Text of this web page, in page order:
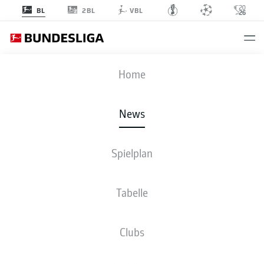
BL 2BL VBL
Home
News
Spielplan
Tabelle
Clubs
Maximilian Bauer wechselt fest zum DSC Arminia Bielefeld